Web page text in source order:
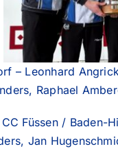
– Leonhard
Raphael
CC Füssen / Baden-
Jan